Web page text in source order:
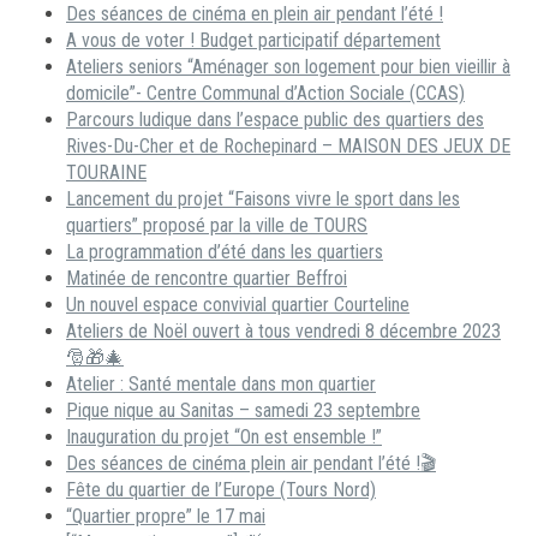
Des séances de cinéma en plein air pendant l’été !
A vous de voter ! Budget participatif département
Ateliers seniors “Aménager son logement pour bien vieillir à
domicile”- Centre Communal d’Action Sociale (CCAS)
Parcours ludique dans l’espace public des quartiers des
Rives-Du-Cher et de Rochepinard – MAISON DES JEUX DE
TOURAINE
Lancement du projet “Faisons vivre le sport dans les
quartiers” proposé par la ville de TOURS
La programmation d’été dans les quartiers
Matinée de rencontre quartier Beffroi
Un nouvel espace convivial quartier Courteline
Ateliers de Noël ouvert à tous vendredi 8 décembre 2023
🎅🎁🎄
Atelier : Santé mentale dans mon quartier
Pique nique au Sanitas – samedi 23 septembre
Inauguration du projet “On est ensemble !”
Des séances de cinéma plein air pendant l’été !🎬
Fête du quartier de l’Europe (Tours Nord)
“Quartier propre” le 17 mai